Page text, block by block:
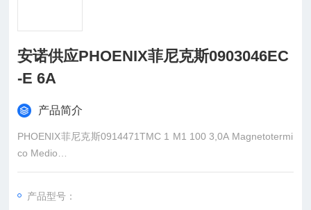
安诺供应PHOENIX菲尼克斯0903046EC
-E 6A
产品简介
PHOENIX菲尼克斯0914471TMC 1 M1 100 3,0A Magnetotermi
co Medio
PHOENIX菲尼克斯0914484TMC 1 M1 100 4,0A Interrutt. mag
PHOENIX菲尼克斯0914497TMC 1 M1 100 5,0A Magnetotermi
产品型号：